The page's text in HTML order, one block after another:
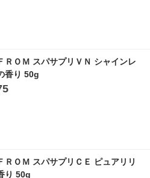
ＲＯＭ スパサプリＶＮ シャインレ
香り 50g
ＲＯＭ スパサプリＣＥ ピュアリリ
り 50g